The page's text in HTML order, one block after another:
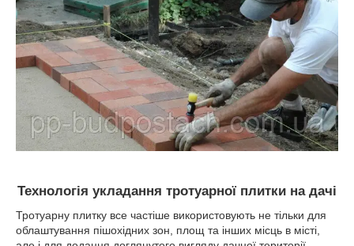
Технологія укладання тротуарної плитки на дачі
Тротуарну плитку все частіше використовують не тільки для
облаштування пішохідних зон, площ та інших місць в місті,